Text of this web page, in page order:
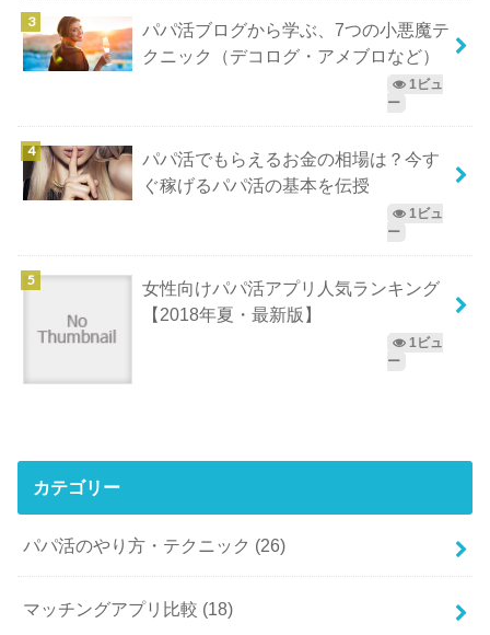
パパ活ブログから学ぶ、7つの小悪魔テ
クニック（デコログ・アメブロなど）
1ビュ
ー
パパ活でもらえるお金の相場は？今す
ぐ稼げるパパ活の基本を伝授
1ビュ
ー
女性向けパパ活アプリ人気ランキング
【2018年夏・最新版】
1ビュ
ー
カテゴリー
パパ活のやり方・テクニック (26)
マッチングアプリ比較 (18)